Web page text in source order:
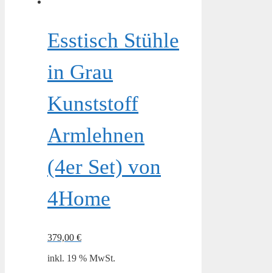
Esstisch Stühle
in Grau
Kunststoff
Armlehnen
(4er Set) von
4Home
379,00 €
inkl. 19 % MwSt.